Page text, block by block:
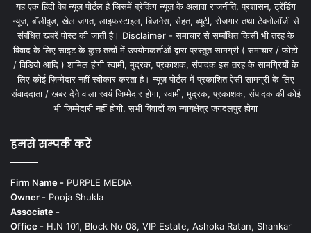
यह एक हिंदी वेब न्यूज़ पोर्टल है जिसमें ब्रेकिंग न्यूज़ के अलावा राजनीति, प्रशासन, ट्रेंडिंग
न्यूज, बॉलीवुड, खेल जगत, लाइफस्टाइल, बिजनेस, सेहत, ब्यूटी, रोजगार तथा टेक्नोलॉजी से
संबंधित खबरें पोस्ट की जाती है। Disclaimer - समाचार से सम्बंधित किसी भी तरह के
विवाद के लिए साइट के कुछ तत्वों में उपयोगकर्ताओं द्वारा प्रस्तुत सामग्री ( समाचार / फोटो
/ विडियो आदि ) शामिल होगी स्वामी, मुद्रक, प्रकाशक, संपादक इस तरह के सामग्रियों के
लिए कोई ज़िम्मेदार नहीं स्वीकार करता है। न्यूज़ पोर्टल में प्रकाशित ऐसी सामग्री के लिए
संवाददाता / खबर देने वाला स्वयं जिम्मेदार होगा, स्वामी, मुद्रक, प्रकाशक, संपादक की कोई
भी जिम्मेदारी नहीं होगी. सभी विवादों का न्यायक्षेत्र जगदलपुर होगा
हमसे सम्पर्क करें
Firm Name - PURPLE MEDIA
Owner - Pooja Shukla
Associate -
Office - H.N 101, Block No 08, VIP Estate, Ashoka Ratan, Shankar